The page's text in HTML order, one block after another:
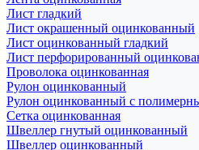
Лист гладкий
Лист окрашенный оцинкованный
Лист оцинкованный гладкий
Лист перфорированный
Проволока оцинкованная
Рулон оцинкованный
Рулон оцинкованный с
Сетка оцинкованная
Швеллер гнутый оцинкованный
Швеллер оцинкованный